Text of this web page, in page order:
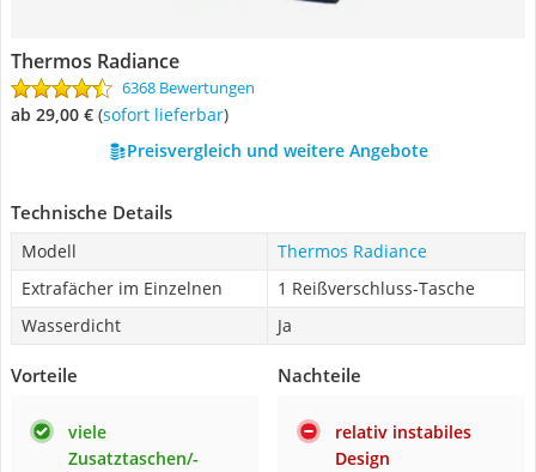
Thermos Radiance
6368 Bewertungen
ab 29,00 € ( Sofort lieferbar)
Preisvergleich und weitere Angebote
Technische Details
Modell
Thermos Radiance
Extrafächer im Einzelnen
1 Reißverschluss-Tasche
Wasserdicht
Ja
Vorteile
viele
Zusatztaschen/-
Nachteile
relativ instabiles
Design